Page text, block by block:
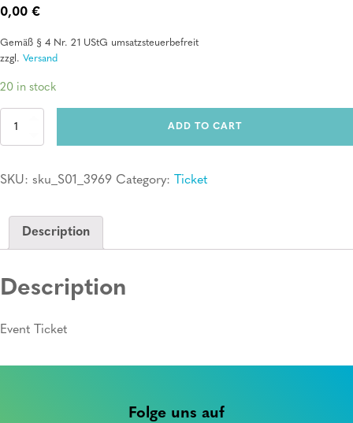
0,00 €
Gemäß § 4 Nr. 21 UStG umsatzsteuerbefreit
zzgl. Versand
20 in stock
Ticket:
quantity
ADD TO CART
SKU: sku_S01_3969 Category: Ticket
Description
Description
Event Ticket
Folge uns auf